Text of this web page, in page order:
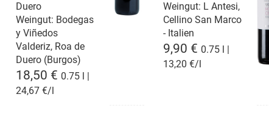
Duero
Weingut: Bodegas
y Viñedos
Valderiz, Roa de
Duero (Burgos)
18,50 € 0.75 l |
24,67 €/l
Weingut: L Antesi,
Cellino San Marco
- Italien
9,90 € 0.75 l |
13,20 €/l